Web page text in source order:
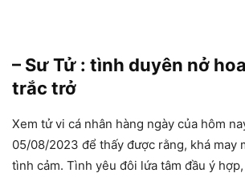
– Sư Tử : tình duyên nở
trắc trở
Xem tử vi cá nhân hàng ngày của hôm
05/08/2023 để thấy được rằng, khá may
tình cảm. Tình yêu đôi lứa tâm đầu ý